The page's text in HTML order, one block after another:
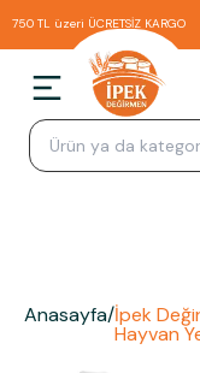
750 TL üzeri ÜCRETSİZ KARGO
Anasayfa/İpek
Hayvan